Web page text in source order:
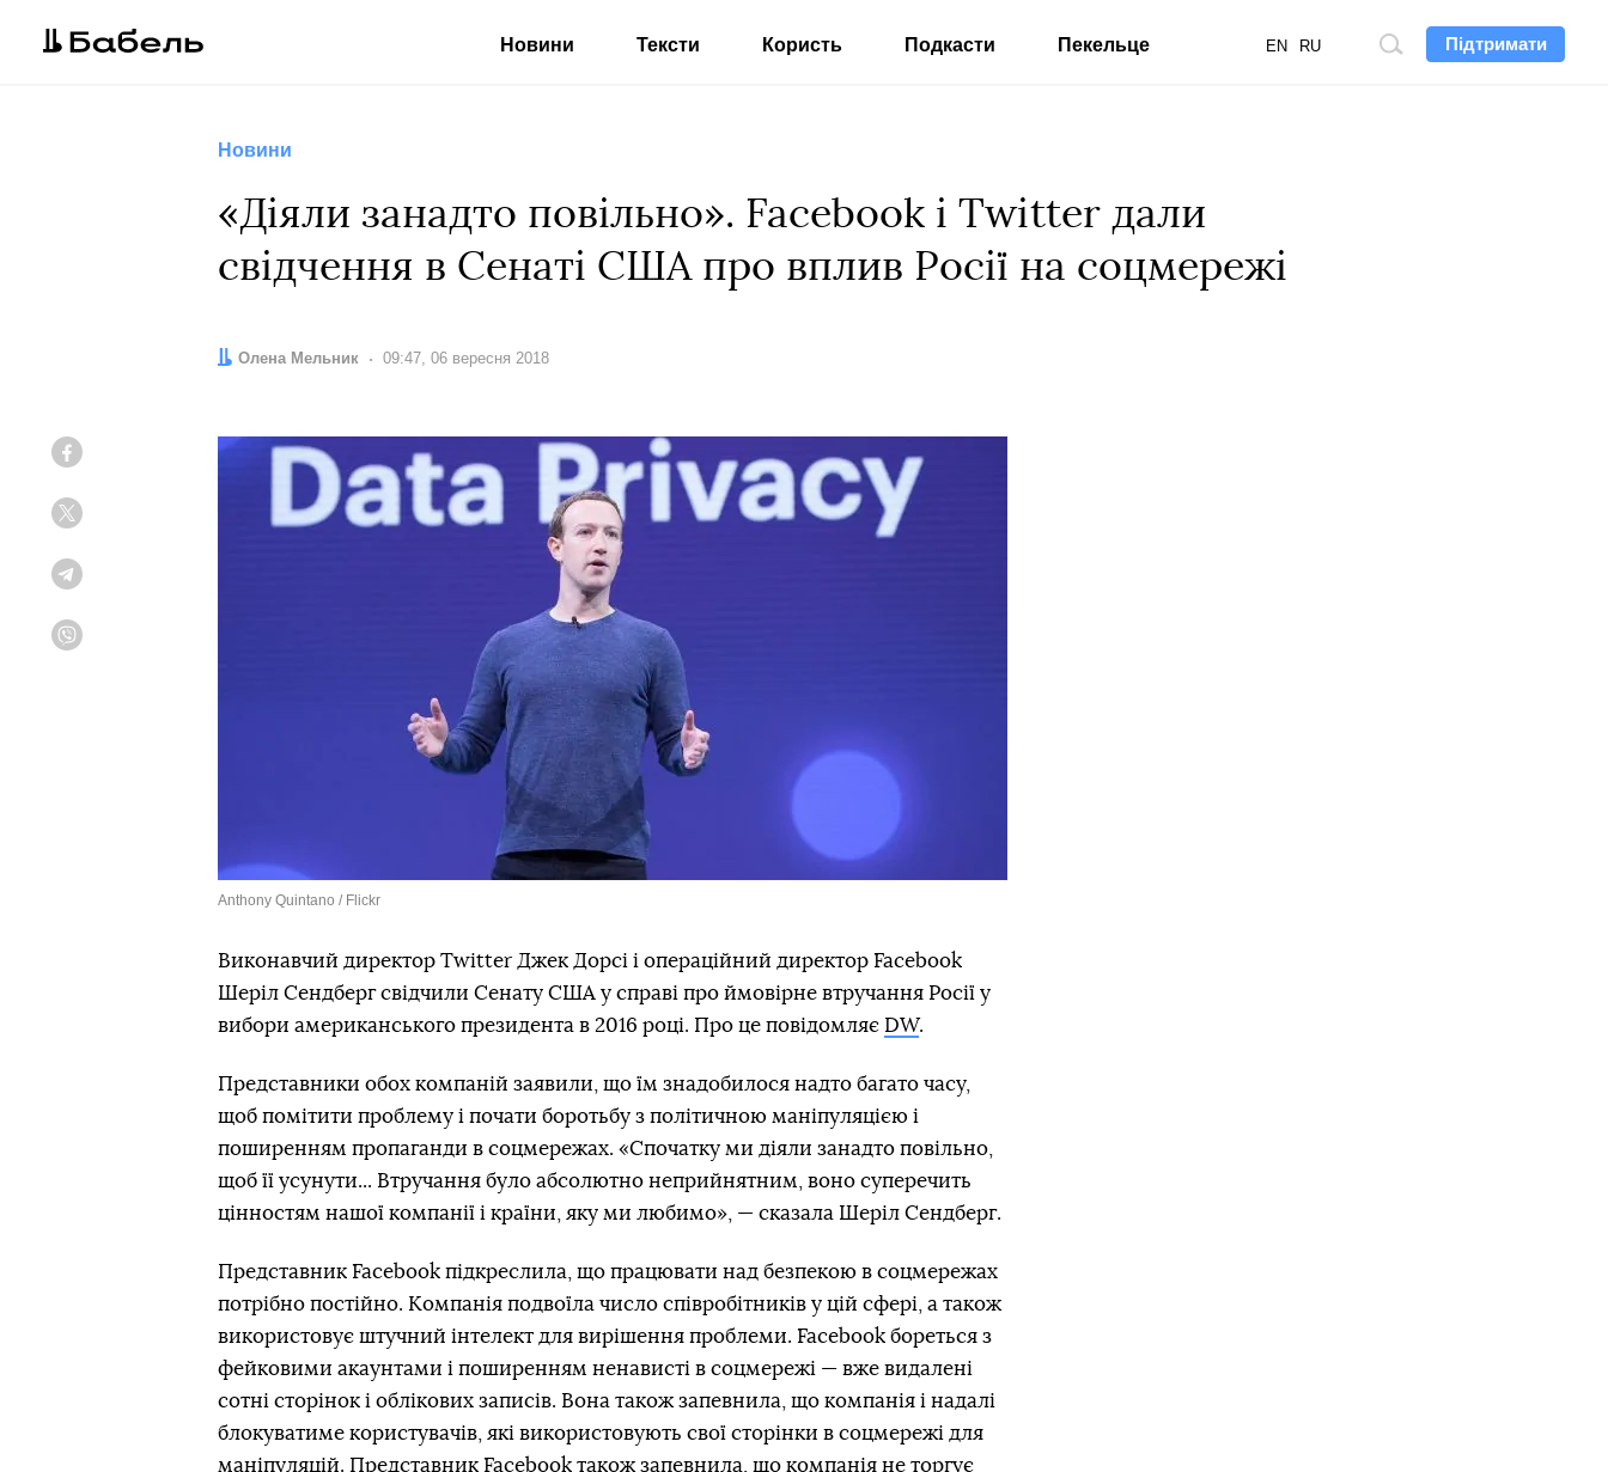
Підтримати
Пошук
EN RU
Новини Тексти Користь Подкасти Пекельце
Новини
«Діяли занадто повільно». Facebook і Twitter дали
свідчення в Сенаті США про вплив Росії на соцмережі
Автор:
Олена Мельник Дата:
09:47, 06 вересня 2018
Anthony Quintano / Flickr
Виконавчий директор Twitter Джек Дорсі і операційний директор Facebook
Шеріл Сендберг свідчили Сенату США у справі про ймовірне втручання Росії у
вибори американського президента в 2016 році. Про це повідомляє DW.
Представники обох компаній заявили, що їм знадобилося надто багато часу,
щоб помітити проблему і почати боротьбу з політичною маніпуляцією і
поширенням пропаганди в соцмережах. «Спочатку ми діяли занадто повільно,
щоб її усунути... Втручання було абсолютно неприйнятним, воно суперечить
цінностям нашої компанії і країни, яку ми любимо», — сказала Шеріл Сендберг.
Представник Facebook підкреслила, що працювати над безпекою в соцмережах
потрібно постійно. Компанія подвоїла число співробітників у цій сфері, а також
використовує штучний інтелект для вирішення проблеми. Facebook бореться з
фейковими акаунтами і поширенням ненависті в соцмережі — вже видалені
сотні сторінок і облікових записів. Вона також запевнила, що компанія і надалі
блокуватиме користувачів, які використовують свої сторінки в соцмережі для
маніпуляцій. Представник Facebook також запевнила, що компанія не торгує